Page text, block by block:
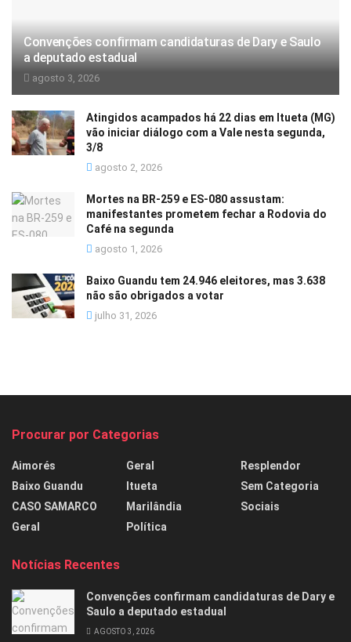
Convenções confirmam candidaturas de Dary e Saulo
a deputado estadual
agosto 3, 2026
Atingidos acampados há 22 dias em Itueta (MG)
vão iniciar diálogo com a Vale nesta segunda,
3/8
agosto 2, 2026
Mortes na BR-259 e ES-080 assustam:
manifestantes prometem fechar a Rodovia do
Café na segunda
agosto 1, 2026
Baixo Guandu tem 24.946 eleitores, mas 3.638
não são obrigados a votar
julho 31, 2026
Procurar por Categorias
Aimorés
Baixo Guandu
CASO SAMARCO
Geral
Geral
Itueta
Marilândia
Política
Resplendor
Sem Categoria
Sociais
Notícias Recentes
Convenções confirmam candidaturas de Dary e
Saulo a deputado estadual
AGOSTO 3, 2026